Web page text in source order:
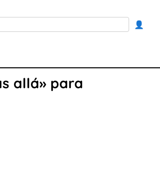
👤
allá» para